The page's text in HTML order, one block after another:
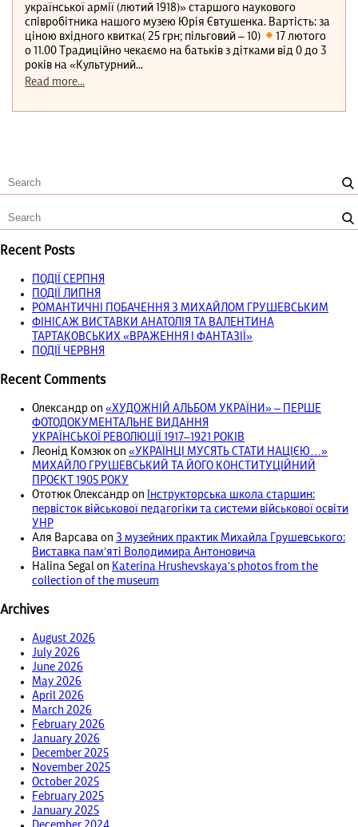
української армії (лютий 1918)» старшого наукового
співробітника нашого музею Юрія Євтушенка. Вартість: за
ціною вхідного квитка( 25 грн; пільговий – 10)
17 лютого
о 11.00 Традиційно чекаємо на батьків з дітками від 0 до 3
років на «Культурний...
Read more...
Recent Posts
ПОДІЇ СЕРПНЯ
ПОДІЇ ЛИПНЯ
РОМАНТИЧНІ ПОБАЧЕННЯ З МИХАЙЛОМ ГРУШЕВСЬКИМ
ФІНІСАЖ ВИСТАВКИ АНАТОЛІЯ ТА ВАЛЕНТИНА
ТАРТАКОВСЬКИХ «ВРАЖЕННЯ І ФАНТАЗІЇ»
ПОДІЇ ЧЕРВНЯ
Recent Comments
Олександр on «ХУДОЖНІЙ АЛЬБОМ УКРАЇНИ» – ПЕРШЕ
ФОТОДОКУМЕНТАЛЬНЕ ВИДАННЯ
УКРАЇНСЬКОЇ РЕВОЛЮЦІЇ 1917‒1921 РОКІВ
Леонід Комзюк on «УКРАЇНЦІ МУСЯТЬ СТАТИ НАЦІЄЮ…»
МИХАЙЛО ГРУШЕВСЬКИЙ ТА ЙОГО КОНСТИТУЦІЙНИЙ
ПРОЄКТ 1905 РОКУ
Ототюк Олександр on
Інструкторська школа старшин:
первісток військової педагогіки та системи військової освіти
УНР
Аля Варсава on З музейних практик Михайла Грушевського:
Виставка пам’яті Володимира Антоновича
Halina Segal on Katerina Hrushevskaya’s photos from the
collection of the museum
Archives
August 2026
July 2026
June 2026
May 2026
April 2026
March 2026
February 2026
January 2026
December 2025
November 2025
October 2025
February 2025
January 2025